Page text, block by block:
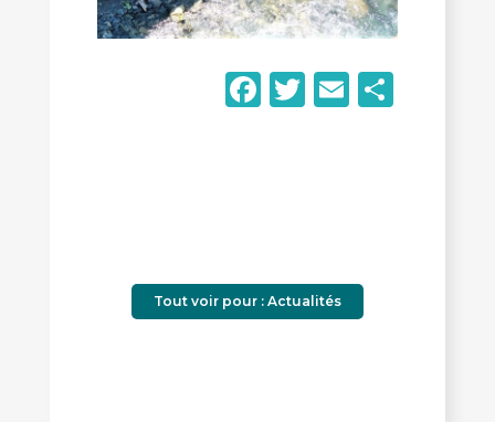
Facebook
Twitter
Email
Tout voir pour : Actualités